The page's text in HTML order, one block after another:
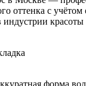
оттенка с
индустрии красоты